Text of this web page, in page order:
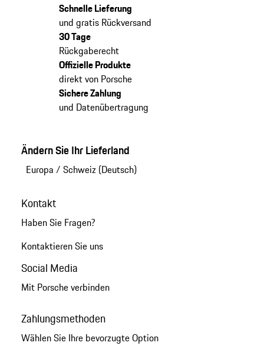
Schnelle Lieferung
und gratis Rückversand
30 Tage
Rückgaberecht
Offizielle Produkte
direkt von Porsche
Sichere Zahlung
und Datenübertragung
Ändern Sie Ihr Lieferland
Europa / Schweiz (Deutsch)
Kontakt
Haben Sie Fragen?
Kontaktieren Sie uns
Social Media
Mit Porsche verbinden
Zahlungsmethoden
Wählen Sie Ihre bevorzugte Option